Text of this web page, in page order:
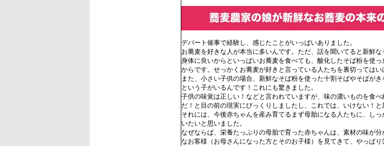
デパート催事で経験し、感じたことがいっぱいありました。
お蕎麦を好きな人が本当に多いんです。ただ、話を聞いてると新鮮
身体に良いからといっぱいお蕎麦を食べても、酸化したそば粉を使
からです。せっかくお蕎麦が好きと言っている人たちを裏切ってはい
また、小さい子供の場合、新鮮なそば粉を使った十割そばやそばが
という子がいるんです！これにも驚きました。
子供の味覚は正しい！などと言われていますが、味の濃いものを食
だ！と目の前の現実にびっくりしましたし、これでは、いけない！と
それには、今後赤ちゃんを産み育てるまず母胎になる人たちに、し
いたいと思いました。
なぜならば、栄養たっぷりの母胎で育った赤ちゃんは、素材の味が
なお客様（お母さんになった方とそのお子様）を見てきて、やっぱ